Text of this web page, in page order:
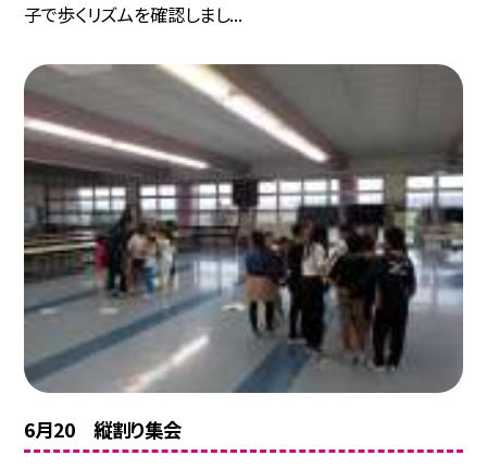
子で歩くリズムを確認しまし...
6月20 縦割り集会